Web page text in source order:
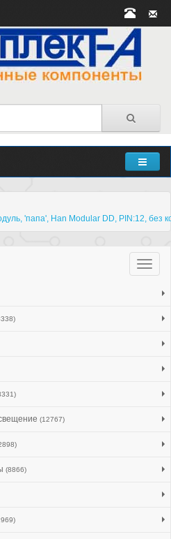
'папа', Han Modular DD, PIN:12, без
(12767)
(8866)